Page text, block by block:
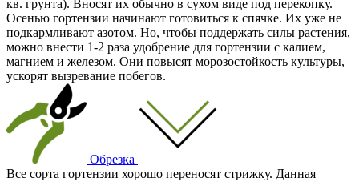
кв. грунта). Вносят их обычно в сухом виде под перекопку.
Осенью гортензии начинают готовиться к спячке. Их уже не
подкармливают азотом. Но, чтобы поддержать силы растения,
можно внести 1-2 раза удобрение для гортензии с калием,
магнием и железом. Они повысят морозостойкость культуры,
ускорят вызревание побегов.
Обрезка
Все сорта гортензии хорошо переносят стрижку. Данная